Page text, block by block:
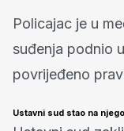
Policajac je u
suđenja podnio
povrijeđeno
Ustavni sud stao na